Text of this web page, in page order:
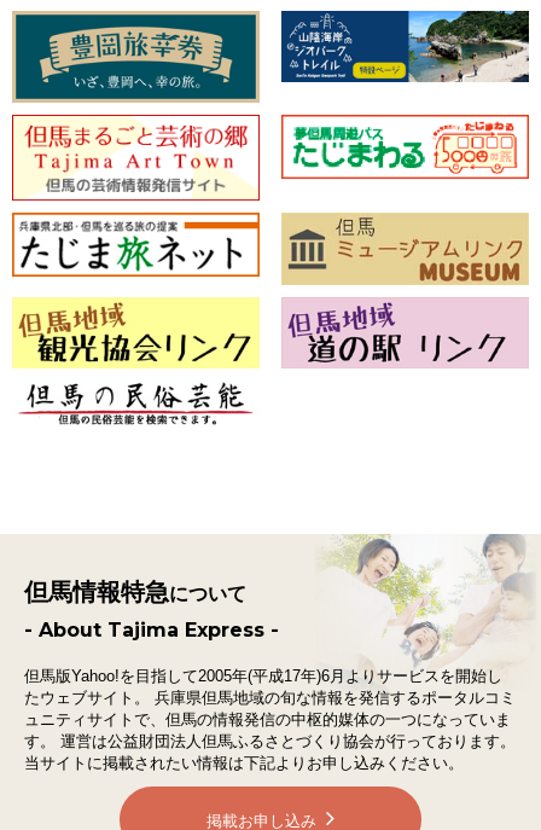
但馬情報特急について
- About Tajima Express -
但馬版Yahoo!を目指して2005年(平成17年)6月よりサービスを開始し
たウェブサイト。
兵庫県但馬地域の旬な情報を発信するポータルコミ
ュニティサイトで、 但馬の情報発信の中枢的媒体の一つになっていま
す。
運営は公益財団法人但馬ふるさとづくり協会が行っております。
当サイトに掲載されたい情報は下記よりお申し込みください。
掲載お申し込み